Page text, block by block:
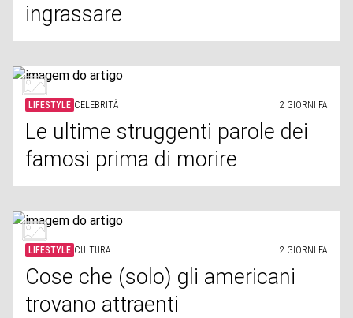
ingrassare
LIFESTYLE CELEBRITÀ 2 GIORNI FA
Le ultime struggenti parole dei
famosi prima di morire
LIFESTYLE CULTURA 2 GIORNI FA
Cose che (solo) gli americani
trovano attraenti